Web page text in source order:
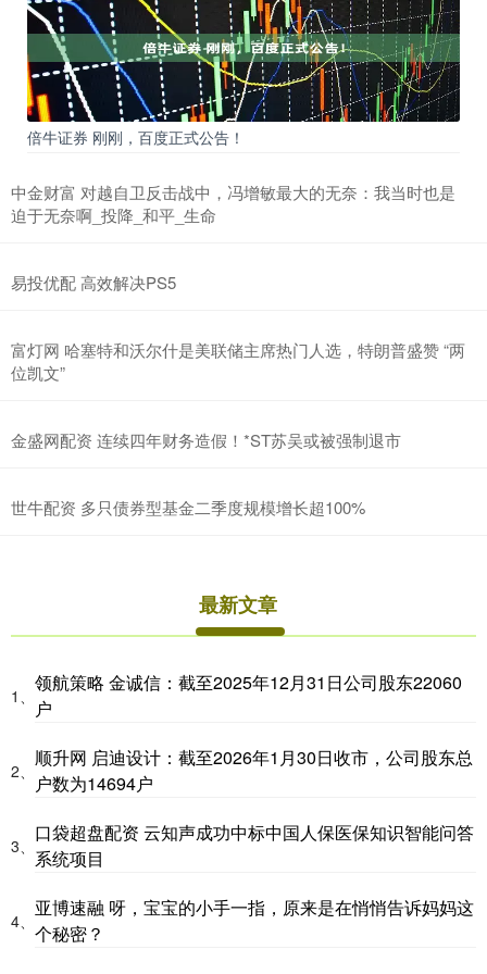
倍牛证券 刚刚，百度正式公告！
中金财富 对越自卫反击战中，冯增敏最大的无奈：我当时也是
迫于无奈啊_投降_和平_生命
易投优配 高效解决PS5
富灯网 哈塞特和沃尔什是美联储主席热门人选，特朗普盛赞 “两
位凯文”
金盛网配资 连续四年财务造假！*ST苏吴或被强制退市
世牛配资 多只债券型基金二季度规模增长超100%
最新文章
1、
领航策略 金诚信：截至2025年12月31日公司股东22060
户
2、
顺升网 启迪设计：截至2026年1月30日收市，公司股东总
户数为14694户
3、
口袋超盘配资 云知声成功中标中国人保医保知识智能问答
系统项目
4、
亚博速融 呀，宝宝的小手一指，原来是在悄悄告诉妈妈这
个秘密？